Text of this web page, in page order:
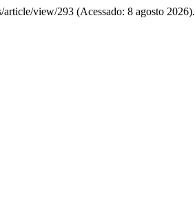
view/293 (Acessado: 8 agosto 2026).